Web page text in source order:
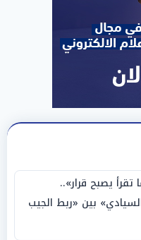
تقرأ يصبح قرار»..
بين «ربط الجيب